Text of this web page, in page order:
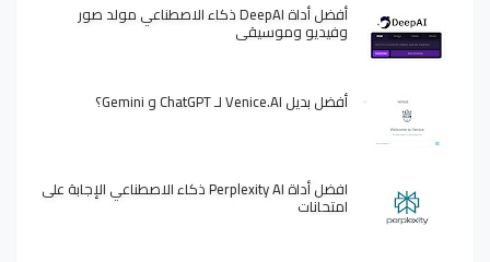
أفضل أداة DeepAI ذكاء الاصطناعي مولد صور
وفيديو وموسيقى
أفضل بديل Venice.AI لـ ChatGPT و Gemini؟
افضل أداة Perplexity AI ذكاء الاصطناعي الإجابة على
امتحانات